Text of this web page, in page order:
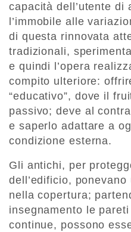
capacità dell’utente di
l’immobile alle
di questa rinnovata
tradizionali,
e quindi l’opera
compito ulteriore:
“educativo”, dove il
passivo; deve al
e saperlo adattare a
condizione esterna.
Gli antichi, per
dell’edificio,
nella copertura;
insegnamento le
continue, possono